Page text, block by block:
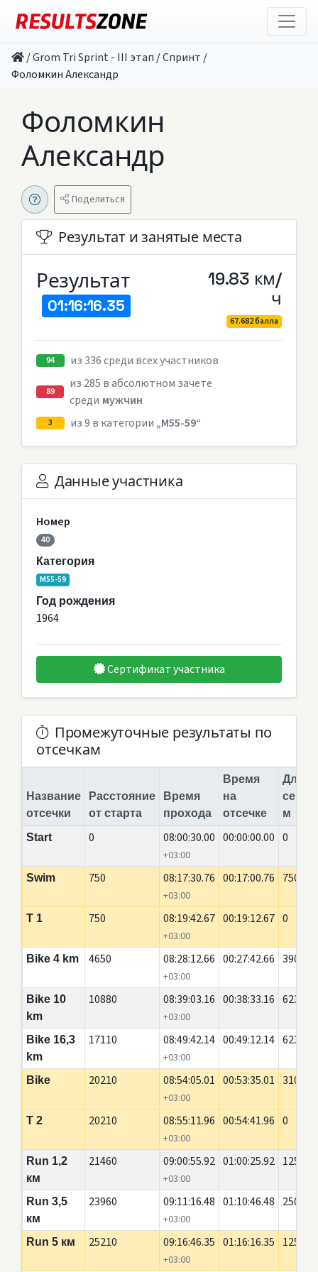
/Grom Tri Sprint - III этап /Спринт /
Фоломкин Александр
Фоломкин
Александр
Поделиться
Результат и занятые места
Результат
01:16:16.35
19.83 км/
ч
67.682 балла
94 из 336 среди всех участников
89
из 285 в абсолютном зачете
среди мужчин
3 из 9 в категории „M55-59“
Данные участника
Номер
40
Категория
M55-59
Год рождения
1964
Сертификат участника
Промежуточные результаты по
отсечкам
Название
отсечки
Расстояние
от старта
Время
прохода
Время
на
отсечке
Длина
м
Start
0 08:00:30.00
+03:00
00:00:00.00 0
Swim 750 08:17:30.76
+03:00
00:17:00.76 750
T 1 750 08:19:42.67
+03:00
00:19:12.67 0
Bike 4 km 4650 08:28:12.66
+03:00
00:27:42.66 3900
Bike 10
km
10880 08:39:03.16
+03:00
00:38:33.16 6230
Bike 16,3
km
17110 08:49:42.14
+03:00
00:49:12.14 6230
Bike 20210 08:54:05.01
+03:00
00:53:35.01 3100
T 2 20210 08:55:11.96
+03:00
00:54:41.96 0
Run 1,2
км
21460 09:00:55.92
+03:00
01:00:25.92 1250
Run 3,5
км
23960 09:11:16.48
+03:00
01:10:46.48 2500
Run 5 км 25210 09:16:46.35
+03:00
01:16:16.35 1250